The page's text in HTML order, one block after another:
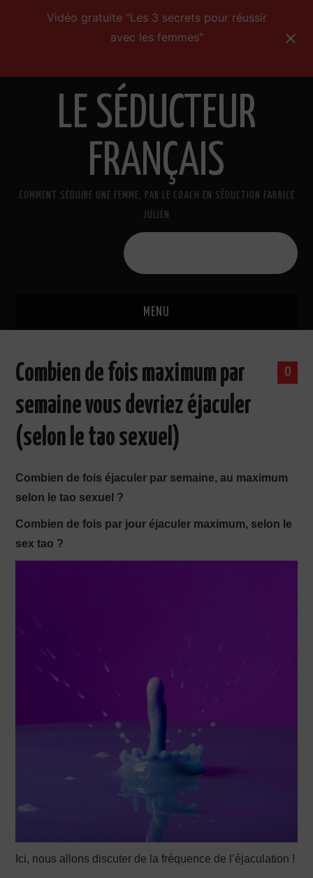
Vidéo gratuite "Les 3 secrets pour réussir
avec les femmes"
LE SÉDUCTEUR
FRANÇAIS
COMMENT SÉDUIRE UNE FEMME, PAR LE COACH EN SÉDUCTION FABRICE
JULIEN
MENU
GUIDES DE DRAGUE OFFERTS
FORUM
EBOOKS SÉDUCTION
0
Combien de fois maximum par
semaine vous devriez éjaculer
(selon le tao sexuel)
Combien de fois éjaculer par semaine, au maximum
selon le tao sexuel ?
Combien de fois par jour éjaculer maximum, selon le
sex tao ?
Ici, nous allons discuter de la fréquence de l’éjaculation !